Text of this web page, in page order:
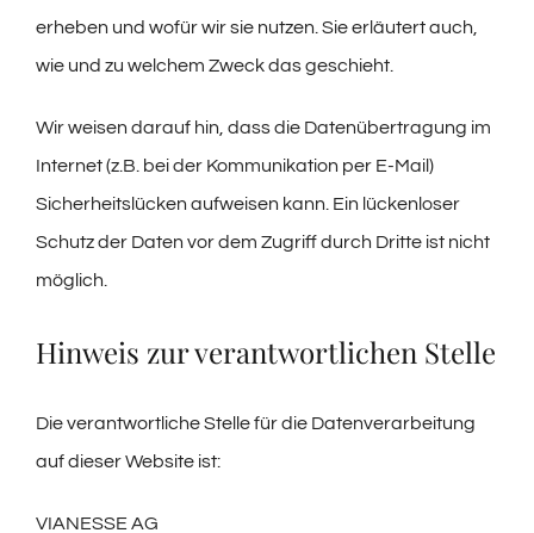
erheben und wofür wir sie nutzen. Sie erläutert auch,
wie und zu welchem Zweck das geschieht.
Wir weisen darauf hin, dass die Datenübertragung im
Internet (z.B. bei der Kommunikation per E-Mail)
Sicherheitslücken aufweisen kann. Ein lückenloser
Schutz der Daten vor dem Zugriff durch Dritte ist nicht
möglich.
Hinweis zur verantwortlichen Stelle
Die verantwortliche Stelle für die Datenverarbeitung
auf dieser Website ist:
VIANESSE AG